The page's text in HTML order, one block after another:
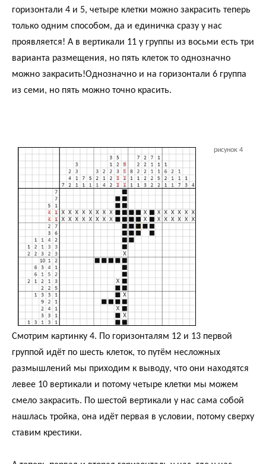
горизонтали 4 и 5, четыре клетки можно закрасить теперь
только одним способом, да и единичка сразу у нас
проявляется! А в вертикали 11 у группы из восьми есть три
варианта размещения, но пять клеток то однозначно
можно закрасить!Однозначно и на горизонтали 6 группа
из семи, но пять можно точно красить.
рисунок 4
Смотрим картинку 4. По горизонталям 12 и 13 первой
группой идёт по шесть клеток, то путём несложных
размышлений мы приходим к выводу, что они находятся
левее 10 вертикали и потому четыре клетки мы можем
смело закрасить. По шестой вертикали у нас сама собой
нашлась тройка, она идёт первая в условии, потому сверху
ставим крестики.